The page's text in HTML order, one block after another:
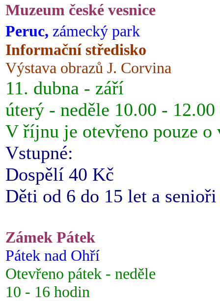
Muzeum české vesnice
Peruc, zámecký park
Informační středisko
Výstava obrazů J. Corvina
11. dubna - září
úterý - neděle 10.00 -
V říjnu je otevřeno pouze o
Vstupné:
Dospělí 40 Kč
Děti od 6 do 15 let a
Zámek Pátek
Pátek nad Ohří
Otevřeno pátek - neděle
10 - 16 hodin